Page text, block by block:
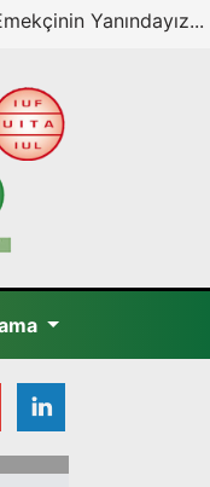
Yanındayız...